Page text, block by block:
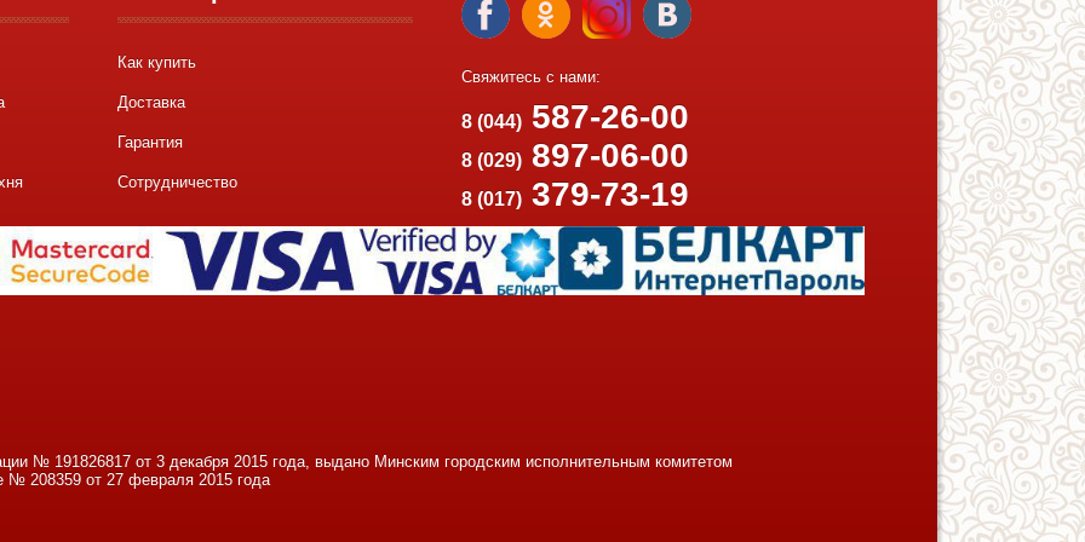
Как купить
Доставка
Гарантия
Сотрудничество
Свяжитесь с нами:
8 (044)587-26-00
8 (029)897-06-00
8 (017) 379-73-19
№ 191826817 от 3 декабря 2015 года, выдано Минским городским исполнительным комитетом
№ 208359 от 27 февраля 2015 года